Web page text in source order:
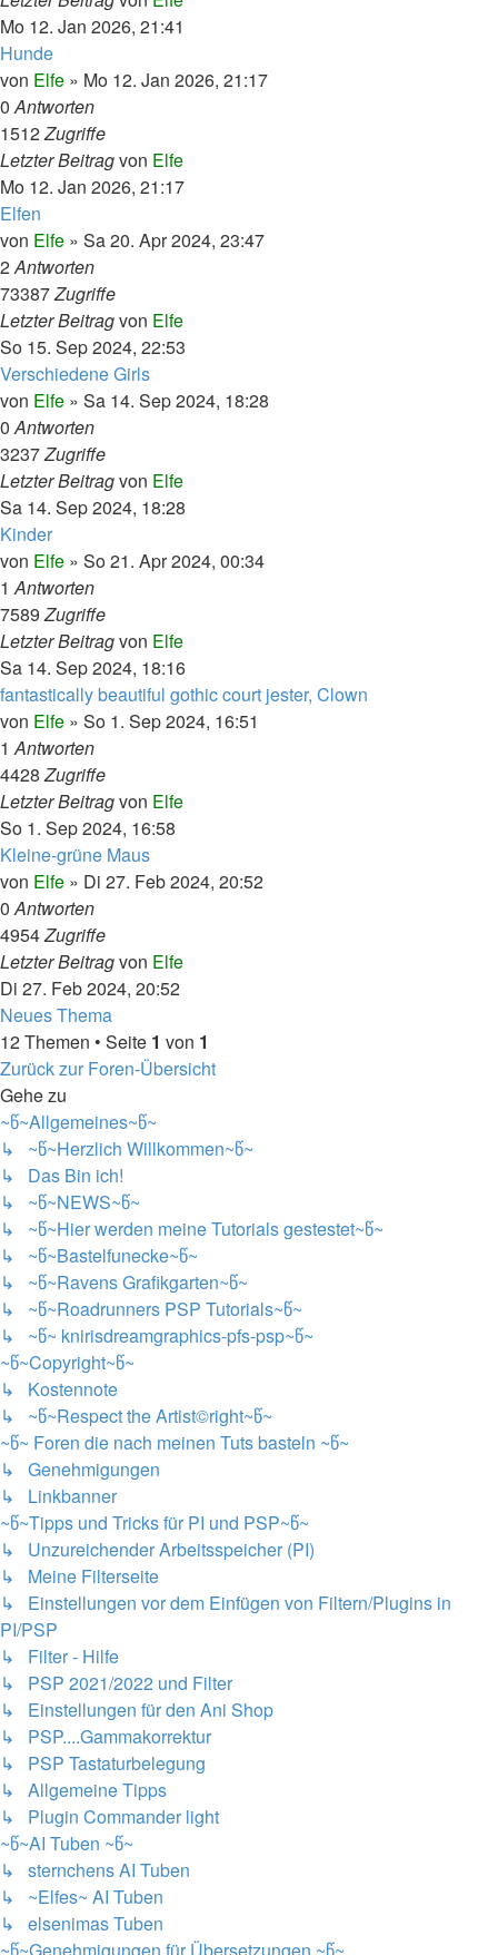
Mo 12. Jan 2026, 21:41
Hunde
von Elfe » Mo 12. Jan 2026, 21:17
0Antworten
1512Zugriffe
Letzter Beitragvon Elfe
Mo 12. Jan 2026, 21:17
Elfen
von Elfe » Sa 20. Apr 2024, 23:47
2Antworten
73387Zugriffe
Letzter Beitragvon Elfe
So 15. Sep 2024, 22:53
Verschiedene Girls
von Elfe » Sa 14. Sep 2024, 18:28
0Antworten
3237Zugriffe
Letzter Beitragvon Elfe
Sa 14. Sep 2024, 18:28
Kinder
von Elfe » So 21. Apr 2024, 00:34
1Antworten
7589Zugriffe
Letzter Beitragvon Elfe
Sa 14. Sep 2024, 18:16
fantastically beautiful gothic court jester, Clown
von Elfe » So 1. Sep 2024, 16:51
1Antworten
4428Zugriffe
Letzter Beitragvon Elfe
So 1. Sep 2024, 16:58
Kleine-grüne Maus
von Elfe » Di 27. Feb 2024, 20:52
0Antworten
4954Zugriffe
Letzter Beitragvon Elfe
Di 27. Feb 2024, 20:52
Neues Thema
12 Themen • Seite 1 von 1
Zurück zur Foren-Übersicht
Gehe zu
~წ~Allgemeines~წ~
↳ ~წ~Herzlich Willkommen~წ~
↳ Das Bin ich!
↳ ~წ~NEWS~წ~
↳ ~წ~Hier werden meine Tutorials gestestet~წ~
↳ ~წ~Bastelfunecke~წ~
↳ ~წ~Ravens Grafikgarten~წ~
↳ ~წ~Roadrunners PSP Tutorials~წ~
↳ ~წ~ knirisdreamgraphics-pfs-psp~წ~
~წ~Copyright~წ~
↳ Kostennote
↳ ~წ~Respect the Artist©right~წ~
~წ~ Foren die nach meinen Tuts basteln ~წ~
↳ Genehmigungen
↳ Linkbanner
~წ~Tipps und Tricks für PI und PSP~წ~
↳ Unzureichender Arbeitsspeicher (PI)
↳ Meine Filterseite
↳ Einstellungen vor dem Einfügen von Filtern/Plugins in
PI/PSP
↳ Filter - Hilfe
↳ PSP 2021/2022 und Filter
↳ Einstellungen für den Ani Shop
↳ PSP....Gammakorrektur
↳ PSP Tastaturbelegung
↳ Allgemeine Tipps
↳ Plugin Commander light
~წ~AI Tuben ~წ~
↳ sternchens AI Tuben
↳ ~Elfes~ AI Tuben
↳ elsenimas Tuben